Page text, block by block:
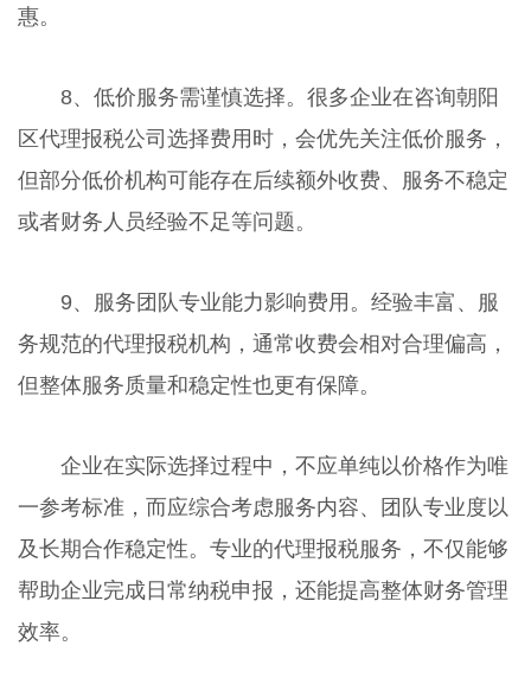
惠。
8、低价服务需谨慎选择。很多企业在咨询朝阳
区代理报税公司选择费用时，会优先关注低价服务，
但部分低价机构可能存在后续额外收费、服务不稳定
或者财务人员经验不足等问题。
9、服务团队专业能力影响费用。经验丰富、服
务规范的代理报税机构，通常收费会相对合理偏高，
但整体服务质量和稳定性也更有保障。
企业在实际选择过程中，不应单纯以价格作为唯
一参考标准，而应综合考虑服务内容、团队专业度以
及长期合作稳定性。专业的代理报税服务，不仅能够
帮助企业完成日常纳税申报，还能提高整体财务管理
效率。